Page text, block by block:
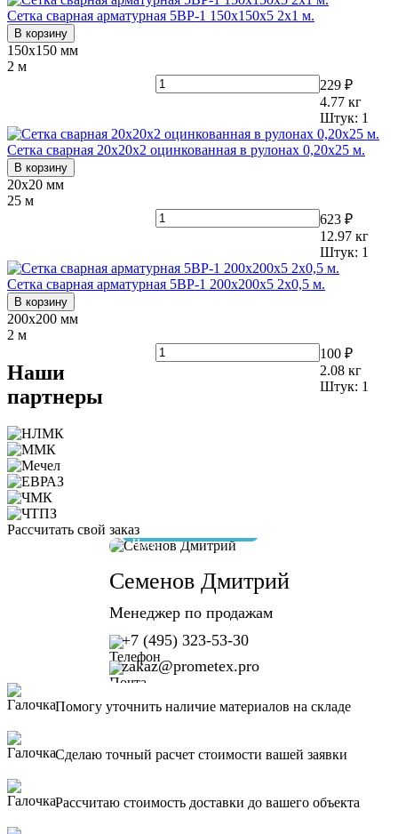
Сетка сварная арматурная 5ВР-1 150х150х5 2х1 м.
В корзину
150х150 мм
2 м
229 ₽
4.77 кг
Штук: 1
Сетка сварная 20х20x2 оцинкованная в рулонах 0,20х25 м.
В корзину
20х20 мм
25 м
623 ₽
12.97 кг
Штук: 1
Сетка сварная арматурная 5ВР-1 200х200х5 2х0,5 м.
В корзину
200х200 мм
2 м
100 ₽
2.08 кг
Штук: 1
Наши
партнеры
Рассчитать свой заказ
Семенов Дмитрий
Менеджер по продажам
+7 (495) 323-53-30
zakaz@prometex.pro
Помогу уточнить наличие материалов на складе
Сделаю точный расчет стоимости вашей заявки
Рассчитаю стоимость доставки до вашего объекта